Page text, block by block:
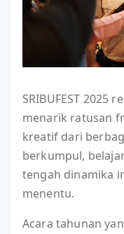
SRIBUFEST 2025
menarik ratusan
kreatif dari
berkumpul,
tengah dinamika
menentu.
Acara tahunan